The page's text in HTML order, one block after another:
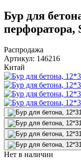
Бур для
перфоратора,
Распродажа
Артикул: 146216
Китай
Нет в наличии